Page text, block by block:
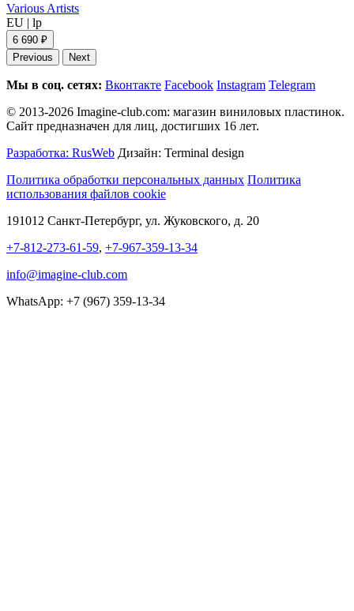
Various Artists
EU | lp
6 690 ₽
Previous
Next
Мы в соц. сетях: Вконтакте Facebook Instagram Telegram
© 2013-2026 Imagine-club.com: магазин виниловых пластинок.
Сайт предназначен для лиц, достигших 16 лет.
Разработка: RusWeb Дизайн: Terminal design
Политика обработки персональных данных Политика
использования файлов cookie
191012 Санкт-Петербург, ул. Жуковского, д. 20
+7-812-273-61-59, +7-967-359-13-34
info@imagine-club.com
WhatsApp: +7 (967) 359-13-34